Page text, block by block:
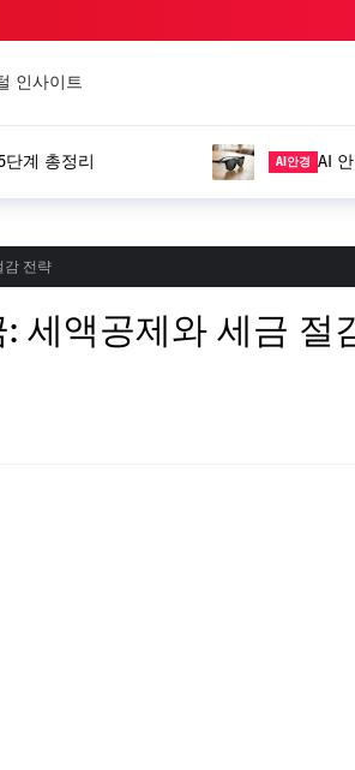
인사이트
계 총정리 AI안경 AI
감 전략
세액공제와 세금 절